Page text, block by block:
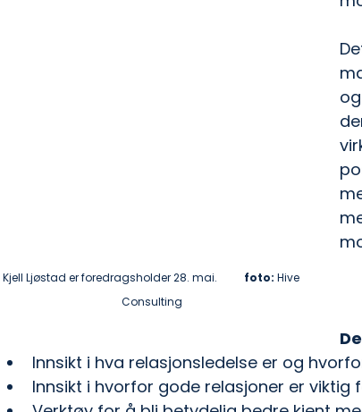
Kjell Ljøstad er foredragsholder 28. mai. foto: Hive
Consulting
Innsikt i hva relasjonsledelse er og
Innsikt i hvorfor gode relasjoner er viktig